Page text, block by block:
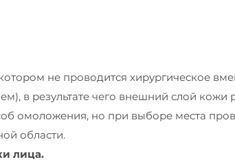
не проводится хирургическое
в результате чего внешний слой кожи
омоложения, но при выборе места
области.
лица.